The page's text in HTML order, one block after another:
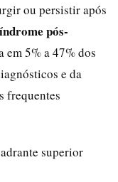
ou persistir após
pós-
em 5% a 47% dos
e da
frequentes
superior